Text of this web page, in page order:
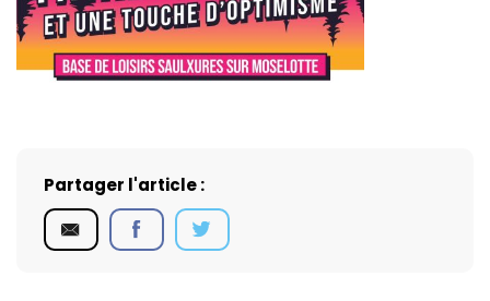
Partager l'article :